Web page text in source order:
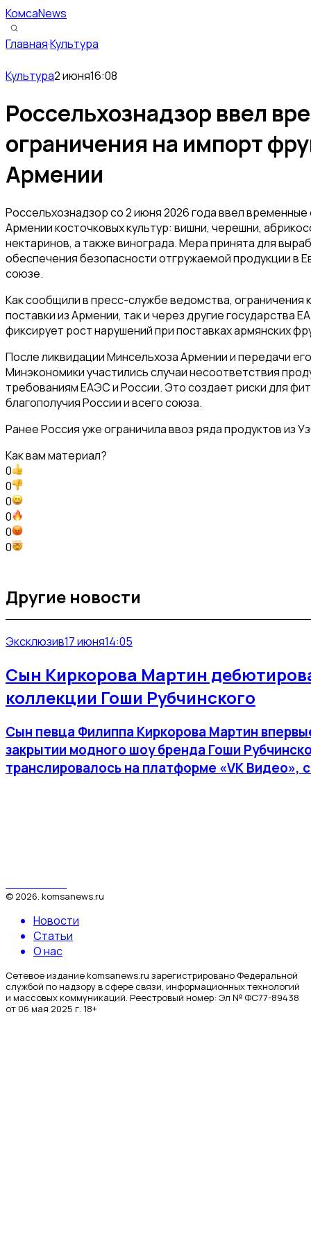
КомсаNews
Главная·Культура
Культура2 июня16:08
Россельхознадзор ввел
ограничения на импорт
Армении
Россельхознадзор со 2 июня 2026 года ввел временные
Армении косточковых культур: вишни, черешни,
нектаринов, а также винограда. Мера принята для
обеспечения безопасности отгружаемой продукции в
союзе.
Как сообщили в пресс-службе ведомства, ограничения
поставки из Армении, так и через другие государства
фиксирует рост нарушений при поставках армянских
После ликвидации Минсельхоза Армении и передачи
Минэкономики участились случаи несоответствия
требованиям ЕАЭС и России. Это создает риски для
благополучия России и всего союза.
Ранее Россия уже ограничила ввоз ряда продуктов из
Как вам материал?
0
0
0
0
0
0
Другие новости
Эксклюзив17 июня14:05
Сын Киркорова Мартин
коллекции Гоши Рубчинского
Сын певца Филиппа Киркорова Мартин
закрытии модного шоу бренда Гоши
транслировалось на платформе «VK Видео»,
© 2026. komsanews.ru
Новости
Статьи
О нас
Сетевое издание komsanews.ru зарегистрировано Федеральной
службой по надзору в сфере связи, информационных технологий
и массовых коммуникаций. Реестровый номер: Эл № ФС77-89438
от 06 мая 2025 г. 18+